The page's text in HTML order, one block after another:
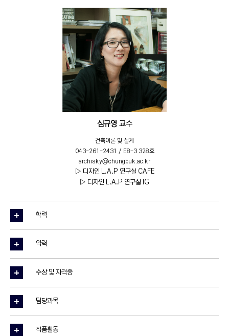
심규영교수
건축이론 및 설계
043-261-2431 / E8-3 328호
archisky@chungbuk.ac.kr
▷ 디자인 L.A.P 연구실 CAFE
▷ 디자인 L.A.P 연구실 IG
학력
약력
수상 및 자격증
담당과목
작품활동